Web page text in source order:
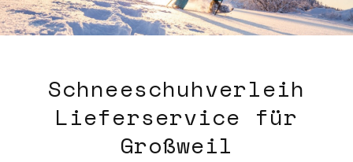
Schneeschuhverleih
Lieferservice für
Großweil